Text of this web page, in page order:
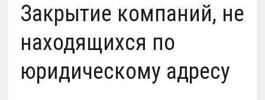
Закрытие компаний, не
находящихся по
юридическому адресу